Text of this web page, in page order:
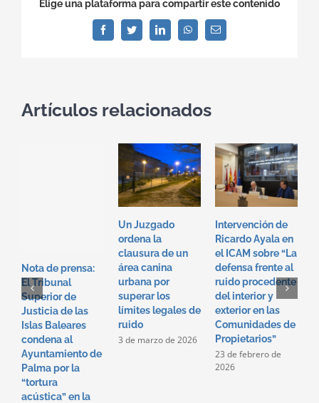
Elige una plataforma para compartir este contenido
FacebookTwitterLinkedInWhatsAppCorreo
electrónico
Artículos relacionados
Nota de prensa:
El Tribunal
Superior de
Justicia de las
Islas Baleares
condena al
Ayuntamiento de
Palma por la
“tortura
acústica” en la
Un Juzgado
ordena la
clausura de un
área canina
urbana por
superar los
límites legales de
ruido
3 de marzo de 2026
Intervención de
Ricardo Ayala en
el ICAM sobre “La
defensa frente al
ruido procedente
del interior y
exterior en las
Comunidades de
Propietarios”
23 de febrero de
2026